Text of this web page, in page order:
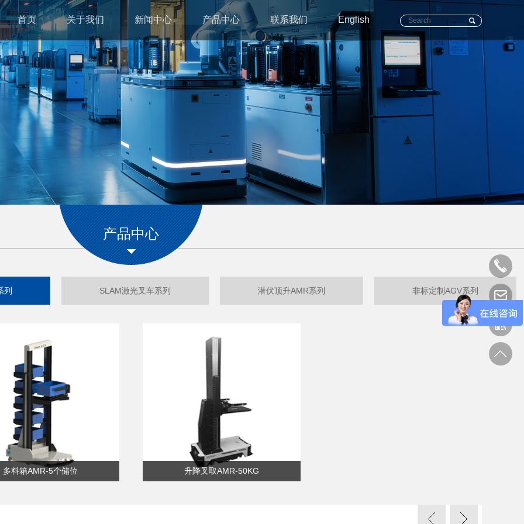
首页 关于我们 新闻中心 产品中心 联系我们 English
产品中心
列 SLAM激光叉车系列 潜伏顶升AMR系列 非标定制AGV系列
多料箱AMR-5个储位 升降叉取AMR-50KG